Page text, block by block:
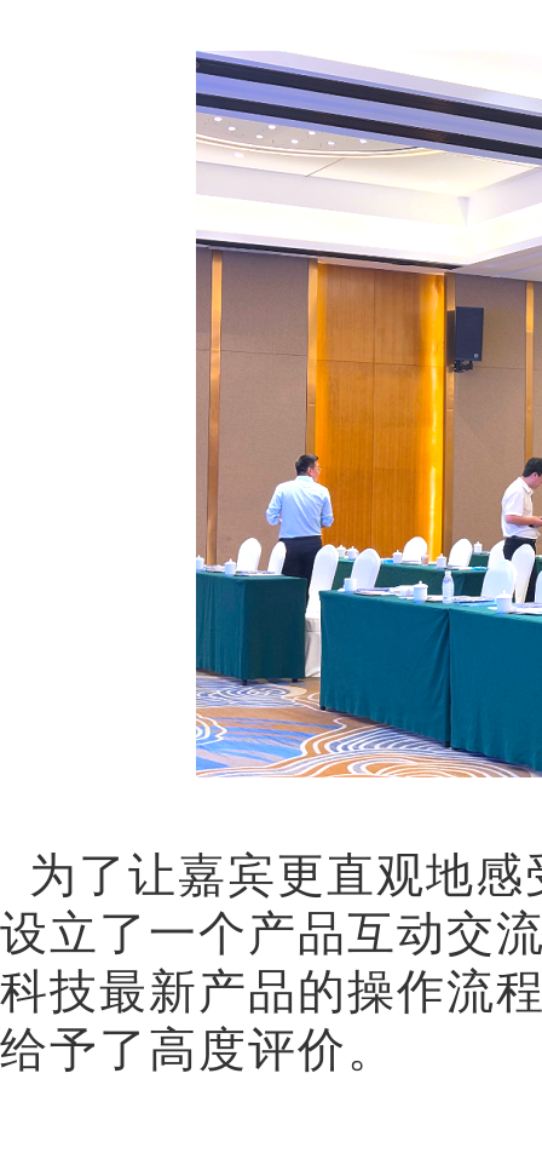
为了让嘉宾更直观地
设立了一个产品互动交
科技最新产品的操作流
给予了高度评价。